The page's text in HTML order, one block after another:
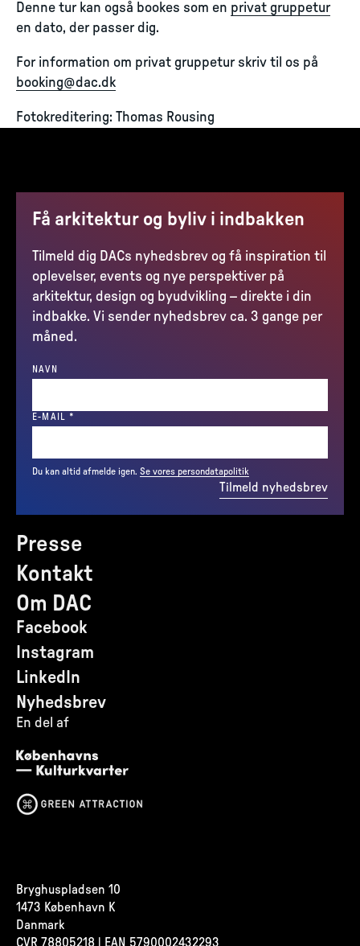
Denne tur kan også bookes som en privat gruppetur
en dato, der passer dig.
For information om privat gruppetur skriv til os på
booking@dac.dk
Fotokreditering: Thomas Rousing
Presse
Kontakt
Om DAC
Facebook
Instagram
LinkedIn
Nyhedsbrev
En del af
Få arkitektur og byliv i indbakken
Tilmeld dig DACs nyhedsbrev og få inspiration til
oplevelser, events og nye perspektiver på
arkitektur, design og byudvikling – direkte i din
indbakke. Vi sender nyhedsbrev ca. 3 gange per
måned.
NAVN
E-MAIL *
Du kan altid afmelde igen. Se vores persondatapolitik
Tilmeld nyhedsbrev
Bryghuspladsen 10
1473 København K
Danmark
CVR 78805218 | EAN 5790002432293